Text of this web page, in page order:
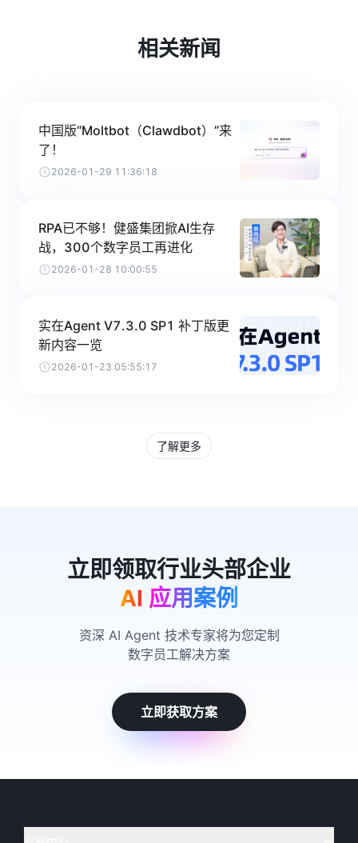
相关新闻
中国版“Moltbot（Clawdbot）”来
了！
2026-01-29 11:36:18
RPA已不够！健盛集团掀AI生存
战，300个数字员工再进化
2026-01-28 10:00:55
实在Agent V7.3.0 SP1 补丁版更
新内容一览
2026-01-23 05:55:17
了解更多
AI 应用案例
资深 AI Agent 技术专家将为您定制
数字员工解决方案
立即获取方案